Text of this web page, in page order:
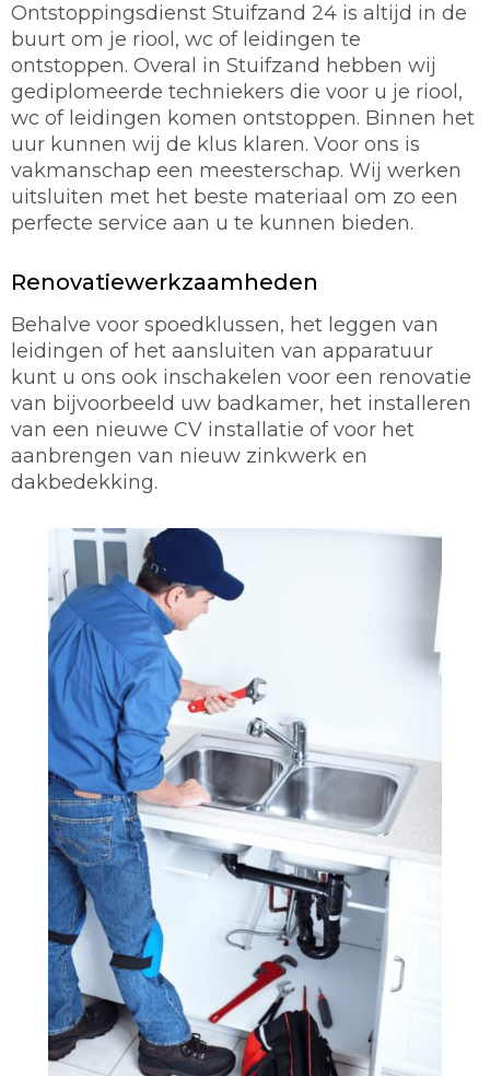
Ontstoppingsdienst Stuifzand 24 is altijd in de
buurt om je riool, wc of leidingen te
ontstoppen. Overal in Stuifzand hebben wij
gediplomeerde techniekers die voor u je riool,
wc of leidingen komen ontstoppen. Binnen het
uur kunnen wij de klus klaren. Voor ons is
vakmanschap een meesterschap. Wij werken
uitsluiten met het beste materiaal om zo een
perfecte service aan u te kunnen bieden.
Renovatiewerkzaamheden
Behalve voor spoedklussen, het leggen van
leidingen of het aansluiten van apparatuur
kunt u ons ook inschakelen voor een renovatie
van bijvoorbeeld uw badkamer, het installeren
van een nieuwe CV installatie of voor het
aanbrengen van nieuw zinkwerk en
dakbedekking.